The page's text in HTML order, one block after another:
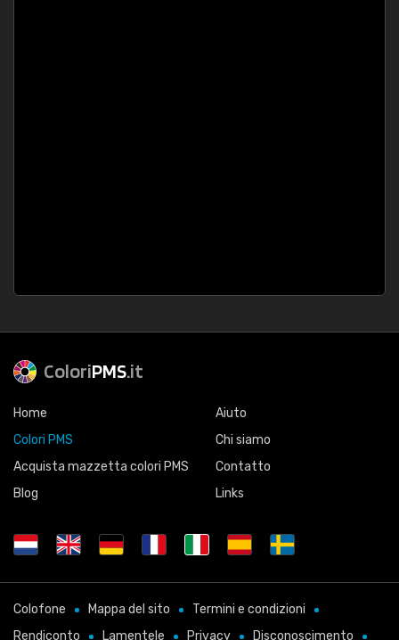
ColoriPMS.it
Home
Colori PMS
Acquista mazzetta colori PMS
Blog
Aiuto
Chi siamo
Contatto
Links
Colofone Mappa del sito
Termini e condizioni
Rendiconto
Lamentele Privacy Disconoscimento